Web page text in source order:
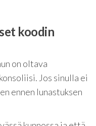
koodin
on oltava
Jos sinulla ei
ennen lunastuksen